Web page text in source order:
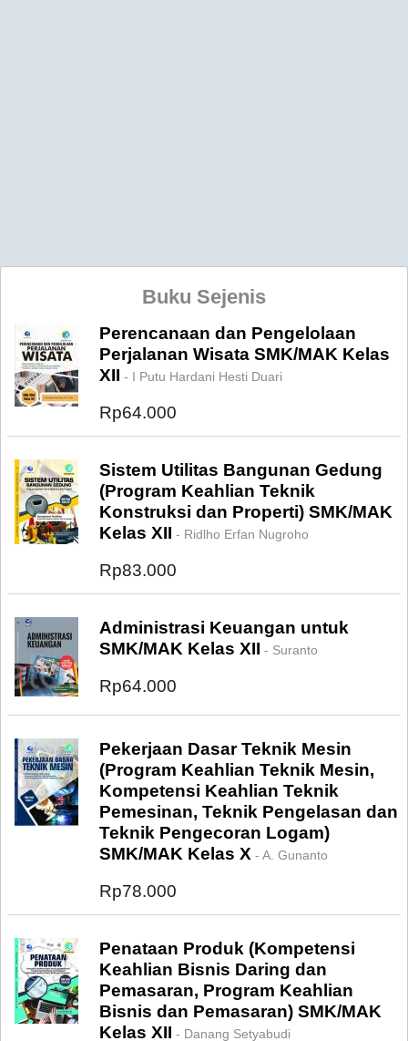
Buku Sejenis
Perencanaan dan Pengelolaan
Perjalanan Wisata SMK/MAK Kelas
XII - I Putu Hardani Hesti Duari
Rp64.000
Sistem Utilitas Bangunan Gedung
(Program Keahlian Teknik
Konstruksi dan Properti) SMK/MAK
Kelas XII - Ridlho Erfan Nugroho
Rp83.000
Administrasi Keuangan untuk
SMK/MAK Kelas XII - Suranto
Rp64.000
Pekerjaan Dasar Teknik Mesin
(Program Keahlian Teknik Mesin,
Kompetensi Keahlian Teknik
Pemesinan, Teknik Pengelasan dan
Teknik Pengecoran Logam)
SMK/MAK Kelas X - A. Gunanto
Rp78.000
Penataan Produk (Kompetensi
Keahlian Bisnis Daring dan
Pemasaran, Program Keahlian
Bisnis dan Pemasaran) SMK/MAK
Kelas XII - Danang Setyabudi